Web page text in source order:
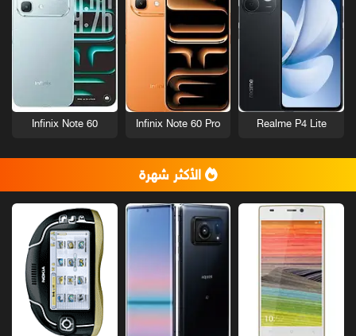
Realme P4 Lite
Infinix Note 60 Pro
Infinix Note 60
الأكثر شهرة